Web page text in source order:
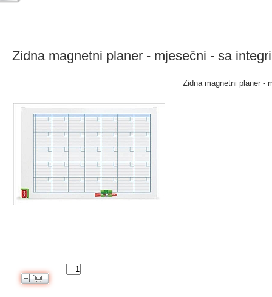
Zidna magnetni planer - mjesečni - sa
Zidna magnetni planer -